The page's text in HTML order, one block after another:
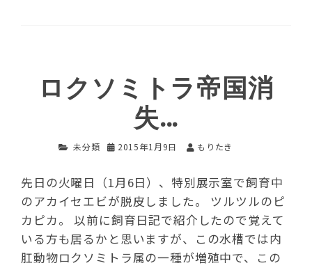
ロクソミトラ帝国消
失…
未分類 2015年1月9日 もりたき
先日の火曜日（1月6日）、特別展示室で飼育中
のアカイセエビが脱皮しました。 ツルツルのピ
カピカ。 以前に飼育日記で紹介したので覚えて
いる方も居るかと思いますが、この水槽では内
肛動物ロクソミトラ属の一種が増殖中で、この